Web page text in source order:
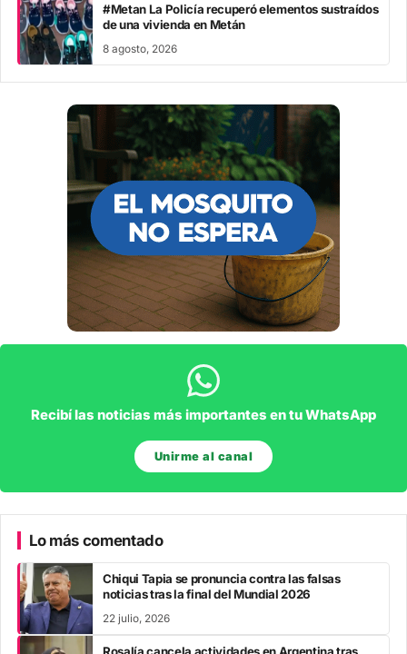
#Metan La Policía recuperó elementos sustraídos
de una vivienda en Metán
8 agosto, 2026
Recibí las noticias más importantes en tu WhatsApp
Unirme al canal
Lo más comentado
Chiqui Tapia se pronuncia contra las falsas
noticias tras la final del Mundial 2026
22 julio, 2026
Rosalía cancela actividades en Argentina tras